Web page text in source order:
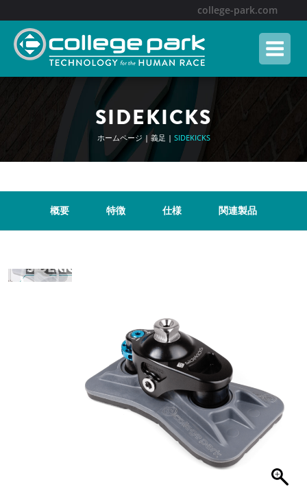
content
college-park.com
SIDEKICKS
ホームページ | 義足 | SIDEKICKS
概要 特徴 仕様 関連製品